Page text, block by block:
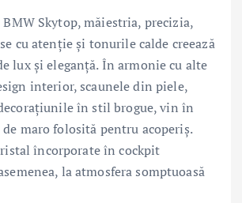
Skytop, măiestria, precizia,
cu atenţie şi tonurile calde creează
lux şi eleganţă. În armonie cu alte
interior, scaunele din piele,
în stil brogue, vin în
de maro folosită pentru acoperiş.
încorporate în cockpit
la atmosfera somptuoasă